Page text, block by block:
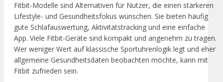
Fitbit-Modelle sind Alternativen für Nutzer, die einen stärkeren
Lifestyle- und Gesundheitsfokus wünschen. Sie bieten häufig
gute Schlafauswertung, Aktivitätstracking und eine einfache
App. Viele Fitbit-Geräte sind kompakt und angenehm zu tragen.
Wer weniger Wert auf klassische Sportuhrenlogik legt und eher
allgemeine Gesundheitsdaten beobachten möchte, kann mit
Fitbit zufrieden sein.